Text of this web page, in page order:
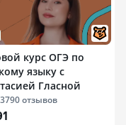
курс ОГЭ по
языку с
Гласной
3790отзывов